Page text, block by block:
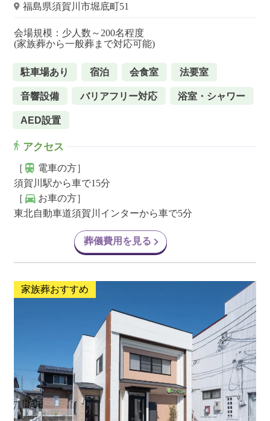
福島県須賀川市堀底町51
会場規模：少人数～200名程度
(家族葬から一般葬まで対応可能)
駐車場あり 宿泊 会食室 法要室
音響設備 バリアフリー対応 浴室・シャワー
AED設置
アクセス
［
電車の方］
須賀川駅から車で15分
［
お車の方］
東北自動車道須賀川インターから車で5分
葬儀費用を見る
家族葬おすすめ